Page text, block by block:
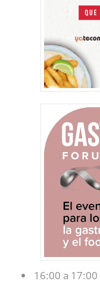
16:00 a 17:00